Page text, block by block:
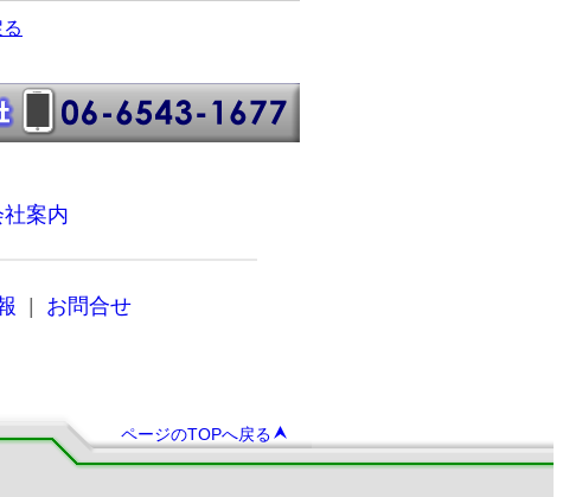
社案内
お問合せ
ページのTOPへ戻る